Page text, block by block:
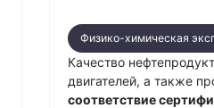
Физико-химическая
Качество
двигателей, а также
соответствие